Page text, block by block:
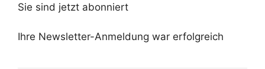
Sie sind jetzt abonniert
Ihre Newsletter-Anmeldung war erfolgreich